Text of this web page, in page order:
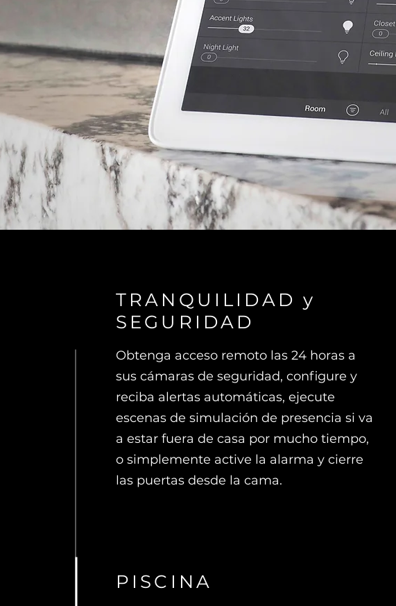
TRANQUILIDAD y
SEGURIDAD
Obtenga acceso remoto las 24 horas a
sus cámaras de seguridad, configure y
reciba alertas automáticas, ejecute
escenas de simulación de presencia si va
a estar fuera de casa por mucho tiempo,
o simplemente active la alarma y cierre
las puertas desde la cama.
PISCINA